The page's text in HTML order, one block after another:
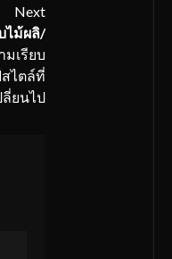
Next
ไม้ผลิ/
เรียบ
ไตล์ที่
ลี่ยนไป